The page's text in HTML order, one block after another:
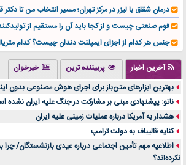
درمان شقاق با لیزر در مرکز تهران؛ مسیر انتخاب من تا دکتر
فوم صنعتی چیست و از کجا باید آن را مستقیم از
جنس هر کدام از اجزای ایمپلنت دندان چیست؟ کدام
تولید لیوان کاغذی یک کسب‌ و کار پر سود و رو‌ به‌ رشد در
درد زانو بعد از تمرین با تردمیل؟ شاید مشکل از این انتخاب
آینده موسیقی هم‌اکنون در اینجاست
بهترین راه تبلیغات کلینیک زیبایی و افزایش مشتری کدام
مقایسه قالب آسترا با وودمارت و فلت‌سام (فارسی)
خرید سمعک کارکرده یا دست دوم | نکات مهم قبل از
خرید و فروش قطعات سرور دست دوم در ماهان شبکه
آخرین اخبار پربیننده ترین
خبرخوان
بهترین ابزارهای متن‌باز برای اجرای هوش مصنوعی بدون
ناتو: پیشنهادی مبنی بر مشارکت در جنگ علیه ایران نشده
هشدار به آمریکا درباره عملیات زمینی علیه ایران
کنایه قالیباف به دولت ترامپ
اطلاعیه مهم تأمین اجتماعی درباره عیدی بازنشستگان/
نکرده‌اند؟